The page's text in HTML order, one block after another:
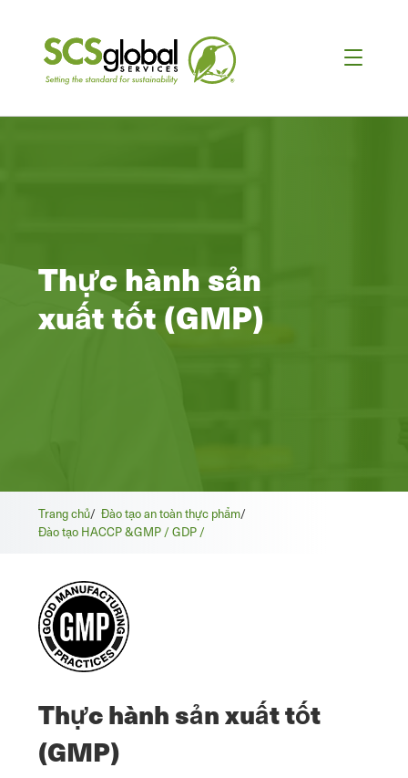
Thực hành sản
xuất tốt (GMP)
Trang chủ/ Đào tạo an toàn thực phẩm/
Đào tạo HACCP &GMP / GDP /
Thực hành sản xuất tốt
(GMP)